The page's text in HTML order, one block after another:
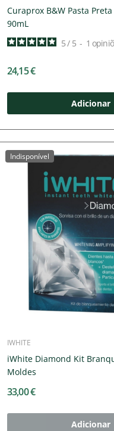
Curaprox B&W Pasta
90mL
5/ 5 - 1
24,15 €
Adicionar
Indisponível
IWHITE
iWhite Diamond Kit
Moldes
33,00 €
Adicionar